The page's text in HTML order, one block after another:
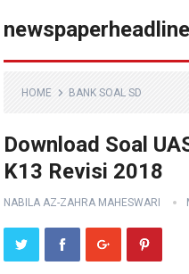
HOME BANK SOAL SD
Download Soal
K13 Revisi 2018
NABILA AZ-ZAHRA MAHESWARI